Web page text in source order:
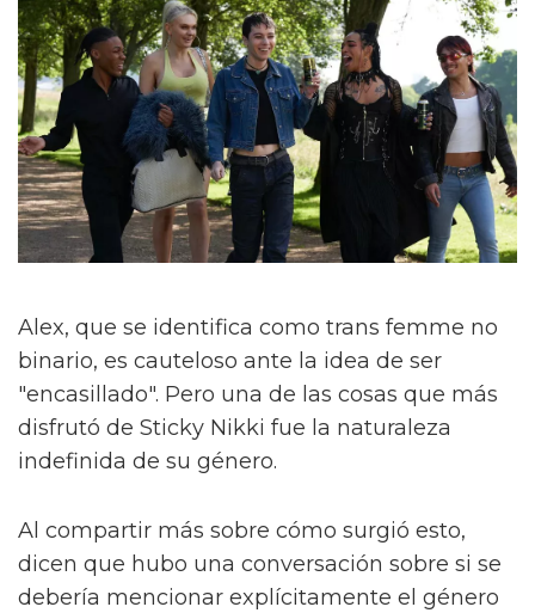
Alex, que se identifica como trans femme no
binario, es cauteloso ante la idea de ser
"encasillado". Pero una de las cosas que más
disfrutó de Sticky Nikki fue la naturaleza
indefinida de su género.
Al compartir más sobre cómo surgió esto,
dicen que hubo una conversación sobre si se
debería mencionar explícitamente el género